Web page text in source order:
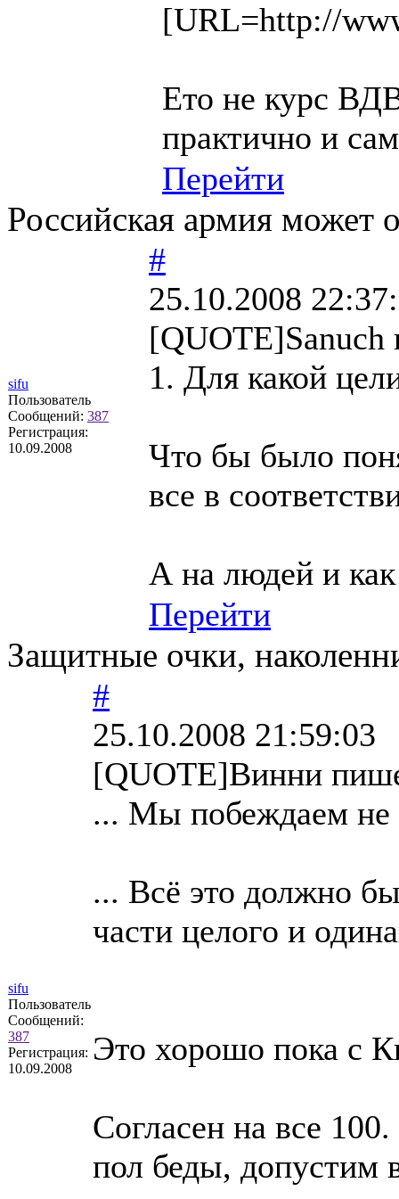
[URL=http://
Ето не курс
практично и
Перейти
Российская армия может
sifu
Пользователь
Сообщений: 387
Регистрация:
10.09.2008
#
25.10.2008
[QUOTE]Sanuch
1. Для какой
Что бы было
все в
А на людей и как
Перейти
Защитные очки,
sifu
Пользователь
Сообщений:
387
Регистрация:
10.09.2008
#
25.10.2008 21:59:03
[QUOTE]Винни
... Мы побеждаем не
... Всё это должно
части целого и
Это хорошо пока с
Согласен на все
пол беды, допустим